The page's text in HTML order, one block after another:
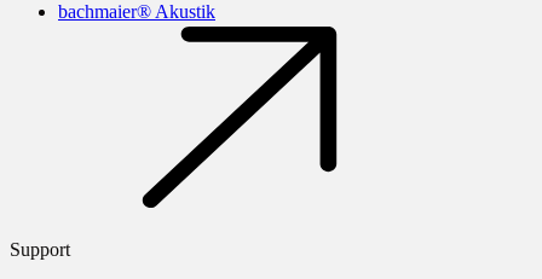
bachmaier® Akustik
Support